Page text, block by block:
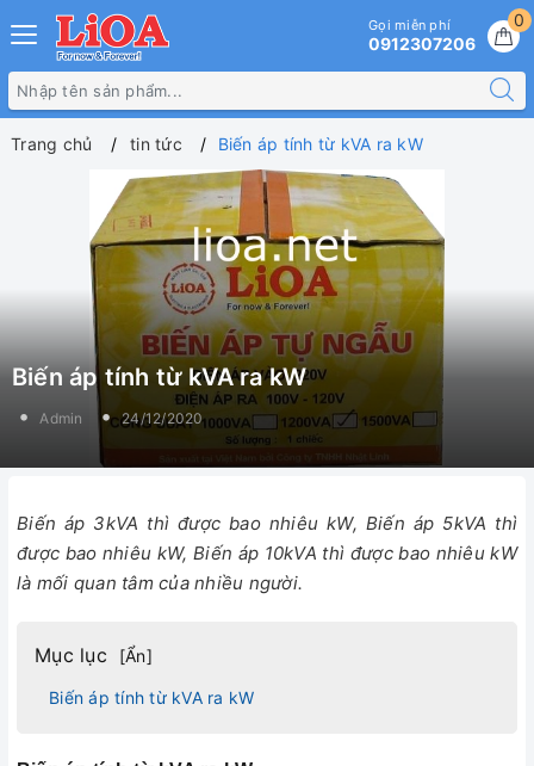
0
Gọi miễn phí
0912307206
Trang chủ tin tức Biến áp tính từ kVA ra kW
Biến áp tính từ kVA ra kW
Admin 24/12/2020
Biến áp 3kVA thì được bao nhiêu kW, Biến áp 5kVA thì
được bao nhiêu kW, Biến áp 10kVA thì được bao nhiêu kW
là mối quan tâm của nhiều người.
Mục lục [Ẩn]
Biến áp tính từ kVA ra kW